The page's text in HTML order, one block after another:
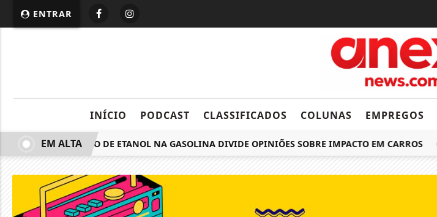
ENTRAR
INÍCIO PODCAST CLASSIFICADOS COLUNAS EMPREGOS
AUMENTO DE ETANOL NA GASOLINA DIVIDE OPINIÕES SOBRE IMPACTO EM CARROS
EM ALTA